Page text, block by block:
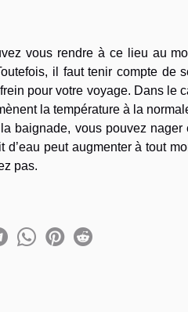
vous rendre à ce lieu au
il faut tenir compte de
frein pour votre voyage. Dans
la température à la
baignade, vous pouvez
d’eau peut augmenter à tout
pas.